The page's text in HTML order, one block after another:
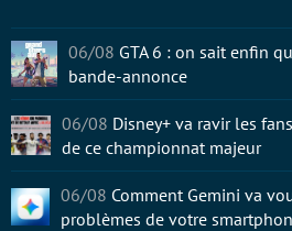
06/08 GTA 6 : on sait enfin
bande-annonce
06/08 Disney+ va ravir les
de ce championnat majeur
06/08 Comment Gemini va
problèmes de votre